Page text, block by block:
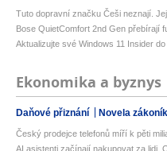
Tuto dopravní značku Češi neznají.
Bose QuietComfort 2nd Gen přebírají
Aktualizujte své Windows 11 Insider
Ekonomika a byznys
Daňové přiznání Novela
Český prodejce telefonů míří k pěti
AI asistenti začínají nakupovat za lidi.